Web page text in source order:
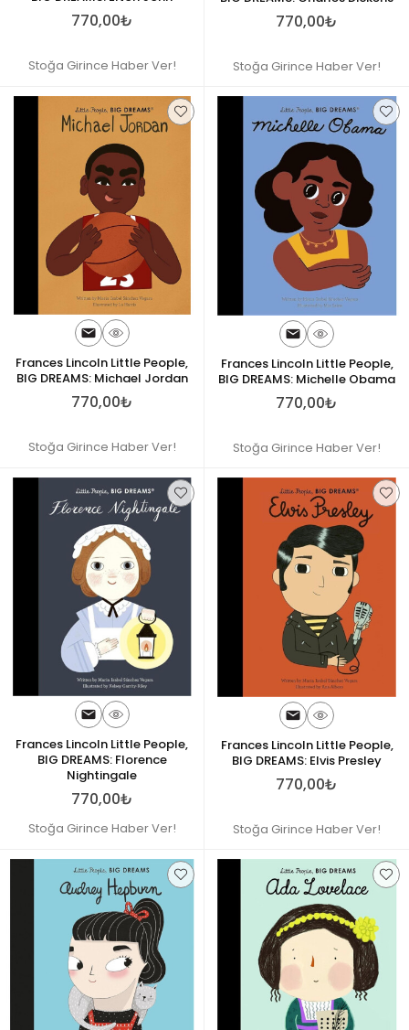
770,00₺
Stoğa Girince Haber Ver!
770,00₺
Stoğa Girince Haber Ver!
Frances Lincoln Little People,
BIG DREAMS: Michael Jordan
770,00₺
Stoğa Girince Haber Ver!
Frances Lincoln Little People,
BIG DREAMS: Michelle Obama
770,00₺
Stoğa Girince Haber Ver!
Frances Lincoln Little People,
BIG DREAMS: Florence
Nightingale
770,00₺
Stoğa Girince Haber Ver!
Frances Lincoln Little People,
BIG DREAMS: Elvis Presley
770,00₺
Stoğa Girince Haber Ver!